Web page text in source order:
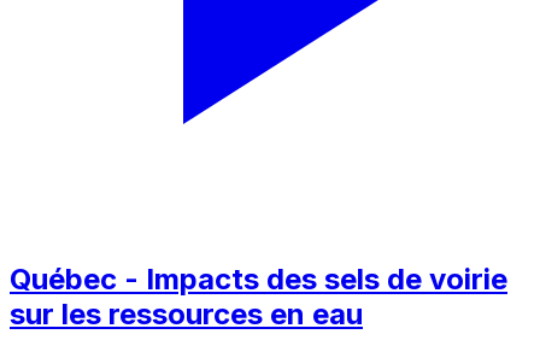
Québec - Impacts des sels de voirie
sur les ressources en eau